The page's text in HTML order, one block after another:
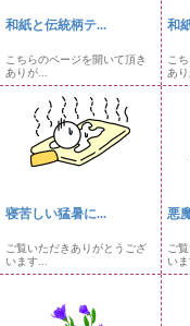
和紙と伝統柄テ...
こちらのページを開いて頂き
ありが...
和
こ
あ
寝苦しい猛暑に...
ご覧いただきありがとうござ
います...
悪
ご
い